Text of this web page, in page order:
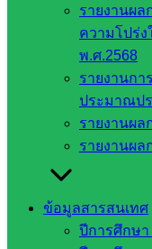
รายงานผล
ความโปร่
พ.ศ.2568
รายงานกา
ประมาณปร
รายงานผล
รายงานผล
ข้อมูลสารสนเทศ
ปีการศึกษา
สพป.
สระแก้ว
สพป.สระแก้ว
โรงเรียน
ในสังกัด
สพป.สระแก้ว
โรงเรียน
ในสังกัด